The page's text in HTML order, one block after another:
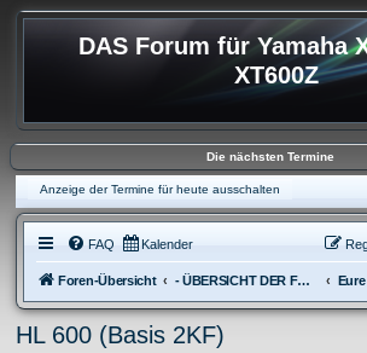
DAS Forum für Yamaha
XT600Z
Die nächsten Termine
Anzeige der Termine für heute ausschalten
FAQ Kalender
Foren-Übersicht - ÜBERSICHT DER FOREN XT600
HL 600 (Basis 2KF)